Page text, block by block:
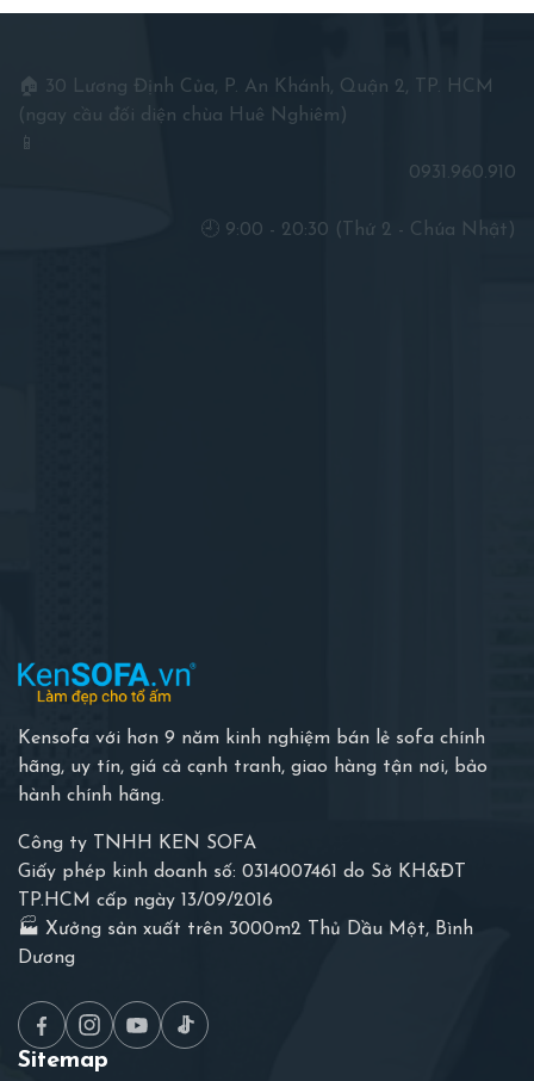
🏠 30 Lương Định Của, P. An Khánh, Quận 2, TP. HCM
(ngay cầu đối diện chùa Huê Nghiêm)
📱
0931.960.910
🕘 9:00 - 20:30 (Thứ 2 - Chúa Nhật)
Sitemap
Kensofa với hơn 9 năm kinh nghiệm bán lẻ sofa chính
hãng, uy tín, giá cả cạnh tranh, giao hàng tận nơi, bảo
hành chính hãng.
Công ty TNHH KEN SOFA
Giấy phép kinh doanh số: 0314007461 do Sở KH&ĐT
TP.HCM cấp ngày 13/09/2016
🏭 Xưởng sản xuất trên 3000m2 Thủ Dầu Một, Bình
Dương